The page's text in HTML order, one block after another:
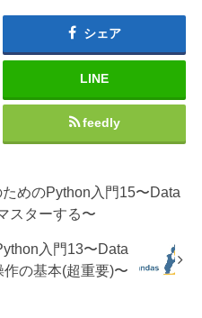
シェア
LINE
feedly
めのPython入門15〜Data
スターする〜
入門13〜Data
の基本(超重要)〜